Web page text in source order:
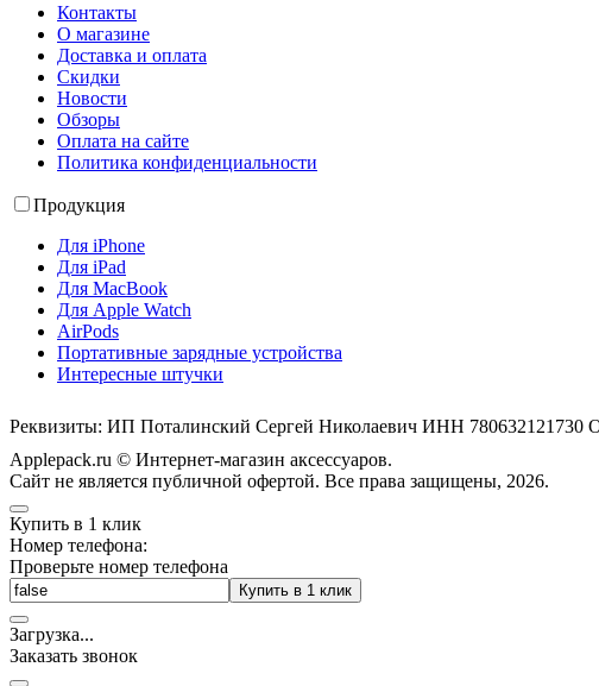
Контакты
О магазине
Доставка и оплата
Скидки
Новости
Обзоры
Оплата на сайте
Политика конфиденциальности
Продукция
Для iPhone
Для iPad
Для MacBook
Для Apple Watch
AirPods
Портативные зарядные устройства
Интересные штучки
Реквизиты: ИП Поталинский Сергей Николаевич ИНН 780632121730
Applepack.ru © Интернет-магазин аксессуаров.
Cайт не является публичной офертой. Все права защищены, 2026.
Купить в 1 клик
Номер телефона:
Проверьте номер телефона
Купить в 1 клик
Загрузка...
Заказать звонок